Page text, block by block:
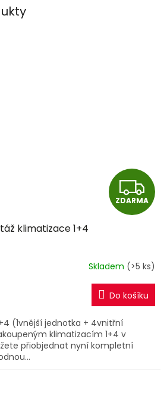
Z
D
R
M
A
ZDARMA
klimatizace 1+4
Skladem (>5 ks)
Do košíku
(1vnější jednotka + 4vnitřní
klimatizacím 1+4 v
přiobjednat nyní kompletní